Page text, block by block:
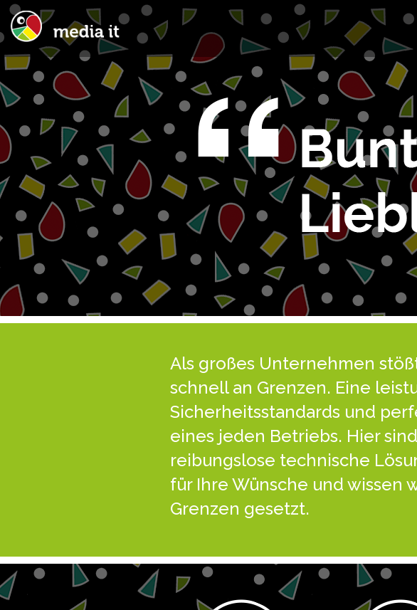
Als großes Unternehmen
schnell an Grenzen. Eine
Sicherheitsstandards und
eines jeden Betriebs. Hier
reibungslose technische
für Ihre Wünsche und wissen
Grenzen gesetzt.